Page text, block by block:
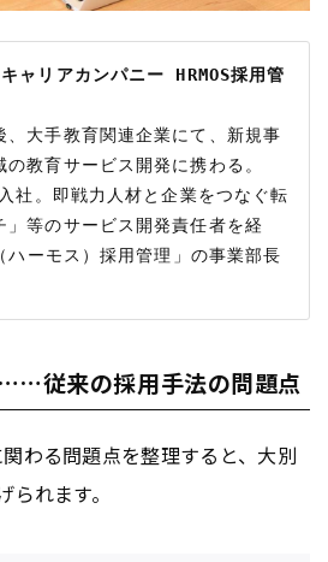
ャリアカンパニー HRMOS採用管
、大手教育関連企業にて、新規事
教育サービス開発に携わる。
社。即戦力人材と企業をつなぐ転
」等のサービス開発責任者を経
ハーモス）採用管理」の事業部長
従来の採用手法の問題点
わる問題点を整理すると、大別
れます。